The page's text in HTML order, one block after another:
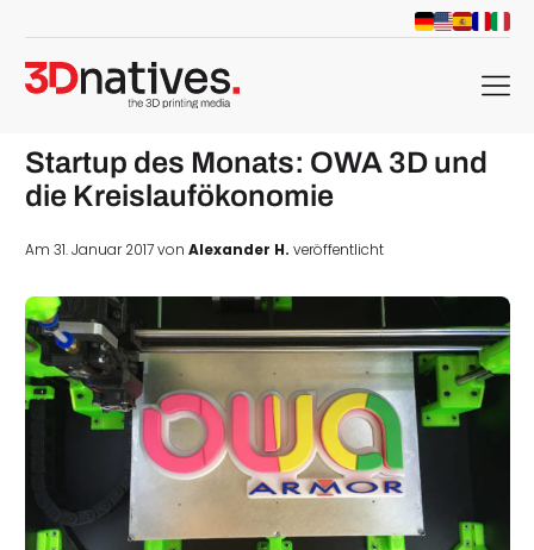
menu
Startup des Monats: OWA 3D und
die Kreislaufökonomie
Am 31. Januar 2017 von Alexander H. veröffentlicht